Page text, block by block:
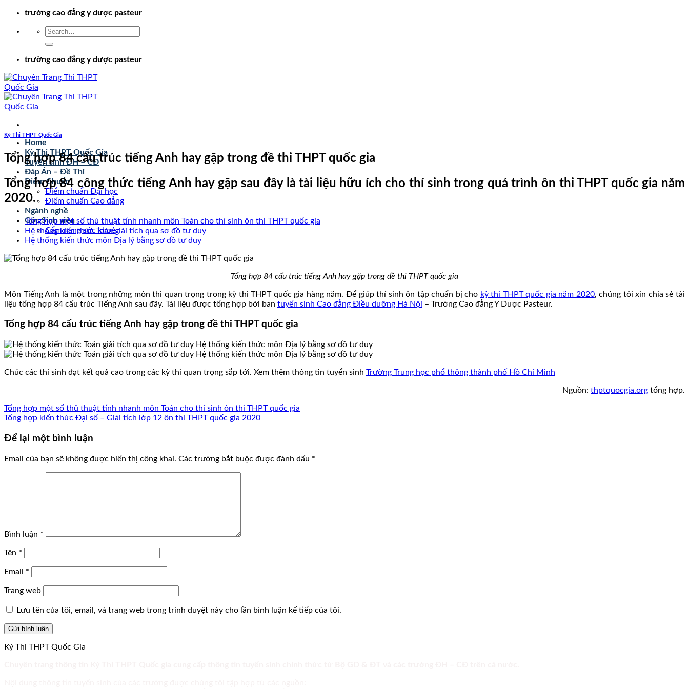
Chuyểntrường cao đẳng y dược pasteur
trường cao đẳng y dược pasteur
Home
Kỳ Thi THPT Quốc Gia
Tuyển sinh ĐH – CĐ
Đáp Án – Đề Thi
Điểm Chuẩn
Điểm chuẩn Đại học
Điểm chuẩn Cao đẳng
Ngành nghề
Góc Sinh viên
Cẩm nang sức khoẻ
Kỳ Thi THPT Quốc Gia
Tổng hợp 84 cấu trúc tiếng Anh hay gặp trong đề thi THPT quốc gia
Tổng hợp 84 công thức tiếng Anh hay gặp sau đây là tài liệu hữu ích cho thí sinh trong quá trình ôn thi THPT quốc gia năm
2020.
Tổng hợp một số thủ thuật tính nhanh môn Toán cho thí sinh ôn thi THPT quốc gia
Hệ thống kiến thức Toán giải tích qua sơ đồ tư duy
Hệ thống kiến thức môn Địa lý bằng sơ đồ tư duy
Tổng hợp 84 cấu trúc tiếng Anh hay gặp trong đề thi THPT quốc gia
Môn Tiếng Anh là một trong những môn thi quan trọng trong kỳ thi THPT quốc gia hàng năm. Để giúp thí sinh ôn tập chuẩn bị cho kỳ thi THPT quốc gia năm 2020, chúng tôi xin chia sẻ tài
liệu tổng hợp 84 cấu trúc Tiếng Anh sau đây. Tài liệu được tổng hợp bởi ban tuyển sinh Cao đẳng Điều dưỡng Hà Nội – Trường Cao đẳng Y Dược Pasteur.
Tổng hợp 84 cấu trúc tiếng Anh hay gặp trong đề thi THPT quốc gia
Chúc các thí sinh đạt kết quả cao trong các kỳ thi quan trọng sắp tới. Xem thêm thông tin tuyển sinh Trường Trung học phổ thông thành phố Hồ Chí Minh
Nguồn: thptquocgia.org tổng hợp.
Tổng hợp một số thủ thuật tính nhanh môn Toán cho thí sinh ôn thi THPT quốc gia
Tổng hợp kiến thức Đại số – Giải tích lớp 12 ôn thi THPT quốc gia 2020
Để lại một bình luận
Email của bạn sẽ không được hiển thị công khai. Các trường bắt buộc được đánh dấu *
Bình luận *
Tên *
Email *
Trang web
Lưu tên của tôi, email, và trang web trong trình duyệt này cho lần bình luận kế tiếp của tôi.
Kỳ Thi THPT Quốc Gia